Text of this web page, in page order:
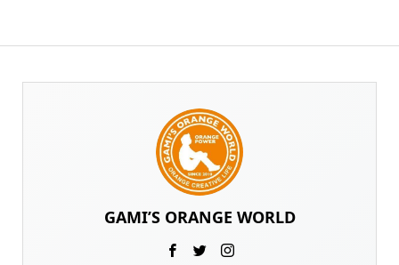
GAMI’S ORANGE WORLD